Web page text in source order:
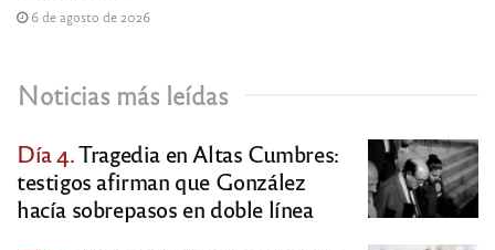
6 de agosto de 2026
Noticias más leídas
Día 4.Tragedia en Altas Cumbres:
testigos afirman que González
hacía sobrepasos en doble línea